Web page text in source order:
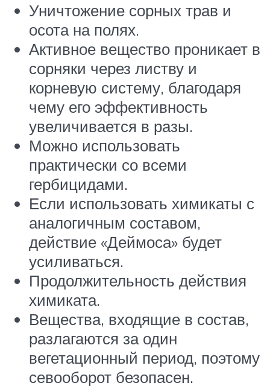
Уничтожение сорных трав и
осота на полях.
Активное вещество проникает в
сорняки через листву и
корневую систему, благодаря
чему его эффективность
увеличивается в разы.
Можно использовать
практически со всеми
гербицидами.
Если использовать химикаты с
аналогичным составом,
действие «Деймоса» будет
усиливаться.
Продолжительность действия
химиката.
Вещества, входящие в состав,
разлагаются за один
вегетационный период, поэтому
севооборот безопасен.